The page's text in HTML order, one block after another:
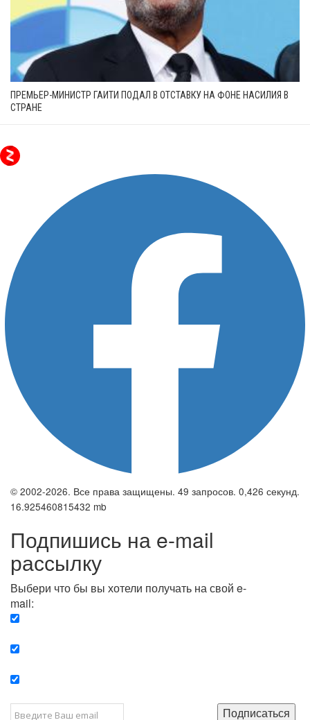
ПРЕМЬЕР-МИНИСТР ГАИТИ ПОДАЛ В ОТСТАВКУ НА ФОНЕ НАСИЛИЯ В
СТРАНЕ
© 2002-2026. Все права защищены. 49 запросов. 0,426 секунд.
16.925460815432 mb
Подпишись на e-mail
рассылку
Выбери что бы вы хотели получать на свой e-
mail:
Подписаться